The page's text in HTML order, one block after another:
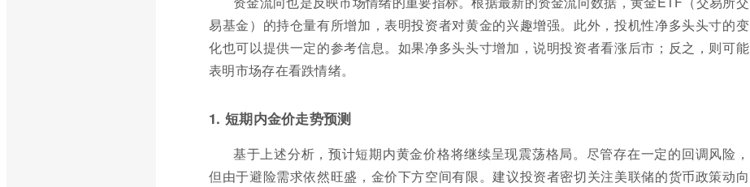
易基金）的持仓量有所增加，表明投资者对黄金的兴趣增强。此外，投机性净多头头寸的变
化也可以提供一定的参考信息。如果净多头头寸增加，说明投资者看涨后市；反之，则可能
表明市场存在看跌情绪。
1. 短期内金价走势预测
基于上述分析，预计短期内黄金价格将继续呈现震荡格局。尽管存在一定的回调风险，
但由于避险需求依然旺盛，金价下方空间有限。建议投资者密切关注美联储的货币政策动向